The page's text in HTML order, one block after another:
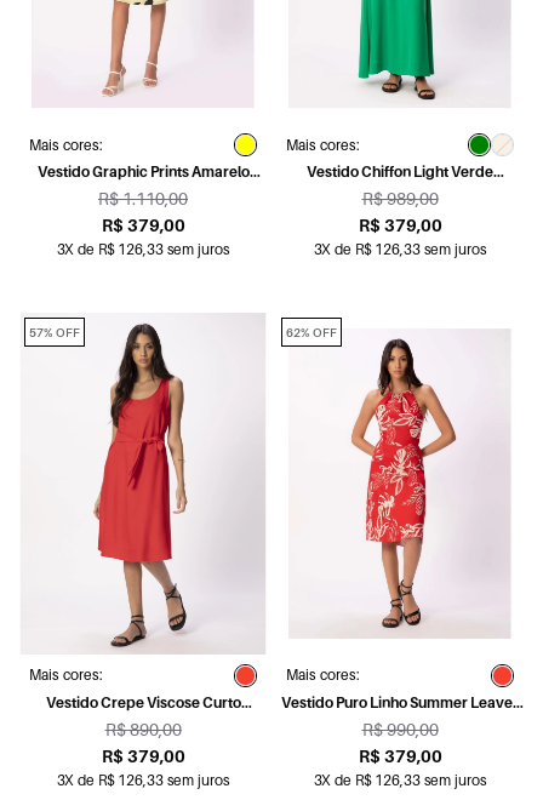
Mais cores:
Vestido Graphic Prints Amarelo
Limao
R$ 1.110,00
R$ 379,00
3X de R$ 126,33 sem juros
Mais cores:
Vestido Chiffon Light Verde
Bandeira
R$ 989,00
R$ 379,00
3X de R$ 126,33 sem juros
Mais cores:
Vestido Crepe Viscose Curto
Vermelho
R$ 890,00
R$ 379,00
3X de R$ 126,33 sem juros
57% OFF
Mais cores:
Vestido Puro Linho Summer Leaves
Vermelho
R$ 990,00
R$ 379,00
3X de R$ 126,33 sem juros
62% OFF